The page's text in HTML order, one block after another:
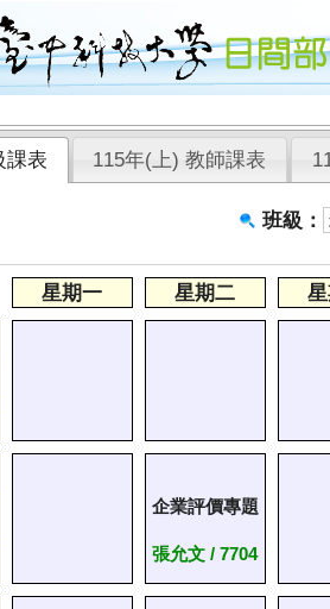
課表 115年(上) 教師課表
班級：
星期一 星期二
企業評價專題
張允文 / 7704